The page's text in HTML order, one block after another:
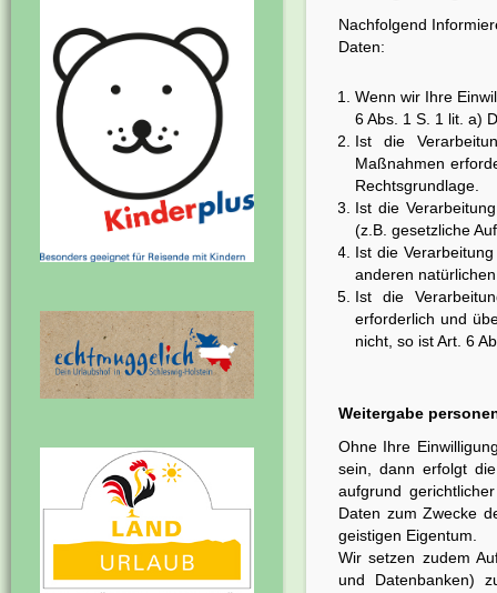
Nachfolgend
Daten:
Wenn wir Ihre
6 Abs. 1 S. 1 lit. a)
Ist die
Maßnahmen
Rechtsgrundlage.
Ist die
(z.B. gesetzliche
Ist die
anderen
Ist die
erforderlich und
nicht, so ist Art. 6
Weitergabe
Ohne Ihre
sein, dann erfolgt
aufgrund
Daten zum Zwecke
geistigen Eigentum.
Wir setzen zudem
und Datenbanken)